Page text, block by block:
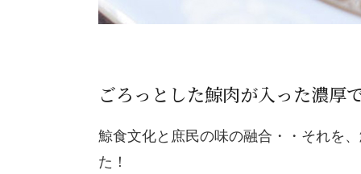
ごろっとした鯨肉が入った濃厚
鯨食文化と庶民の味の融合・・それを
た！